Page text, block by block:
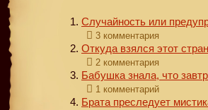
Случайность или
3 комментария
Откуда взялся этот
2 комментария
Бабушка знала, что
1 комментарий
Брата преследует